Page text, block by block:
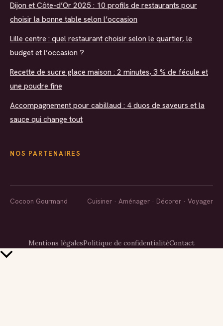
Dijon et Côte-d’Or 2025 : 10 profils de restaurants pour
choisir la bonne table selon l’occasion
Lille centre : quel restaurant choisir selon le quartier, le
budget et l’occasion ?
Recette de sucre glace maison : 2 minutes, 3 % de fécule et
une poudre fine
Accompagnement pour cabillaud : 4 duos de saveurs et la
sauce qui change tout
NOS PARTENAIRES
Cocoon Gourmand Cuisiner · Aménager · Décorer · Voyager
Mentions légalesPolitique de confidentialitéContact